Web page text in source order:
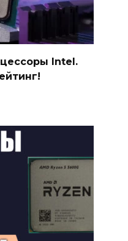
Intel.